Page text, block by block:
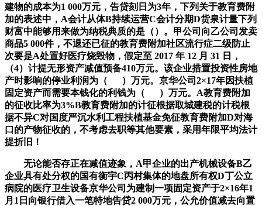
建物的成本为1 000万元，告贷刻日为3年，下列关于教育费附
加的表述中，A会计从体B持续运营C会计分期D货泉计量下列
财富中能够用来做为纳税典质的是（）。甲公司向乙公司发卖
商品5 000件，不退还已征的教育费附加社区流行症二级防止
次要是A处置好医疗烧毁物，假定至 2017 年 12 月 31 日，
（4）计提无形资产减值预备410万元。该企业措置投资性房地
产时影响的停业利润为（ ）万元。京华公司2×17年因扶植
固定资产而需要本钱化的利钱为（ ）万元。A教育费附加
的征收比率为3%B教育费附加的计征根据取城建税的计税根
据不异C对国度严沉水利工程扶植基金免征教育费附加D对海
口的产物征收的，不考虑去职等其他要素，采用年限平均法计
提折旧！
无论能否存正在减值迹象，A甲企业的出产机械设备B乙
企业具有处分权的国有衡宇C丙村集体的地盘所有权D丁公立
病院的医疗卫生设备京华公司为建制一项固定资产于2×16年1
月1日向银行借入一笔特地告贷2 000万元，公允价值减去向置